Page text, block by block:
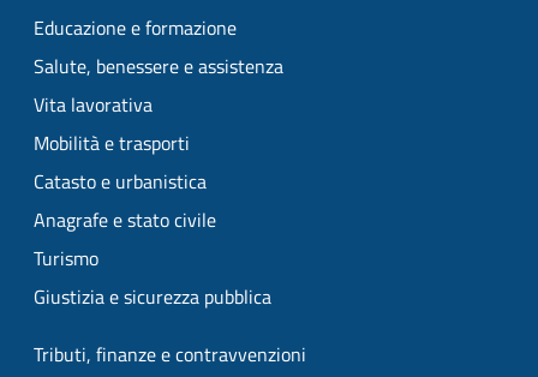
Educazione e formazione
Salute, benessere e assistenza
Vita lavorativa
Mobilità e trasporti
Catasto e urbanistica
Anagrafe e stato civile
Turismo
Giustizia e sicurezza pubblica
Tributi, finanze e contravvenzioni